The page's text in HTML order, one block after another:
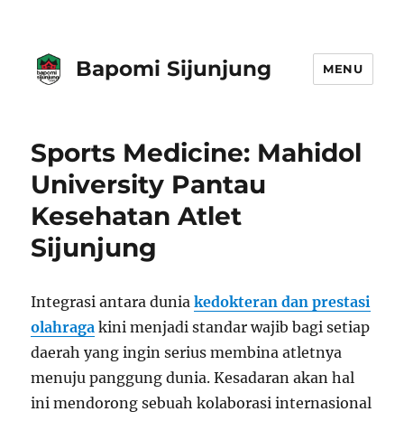
Bapomi Sijunjung MENU
Sports Medicine: Mahidol
University Pantau
Kesehatan Atlet
Sijunjung
Integrasi antara duniakedokteran dan prestasi
olahraga kini menjadi standar wajib bagi setiap
daerah yang ingin serius membina atletnya
menuju panggung dunia. Kesadaran akan hal
ini mendorong sebuah kolaborasi internasional